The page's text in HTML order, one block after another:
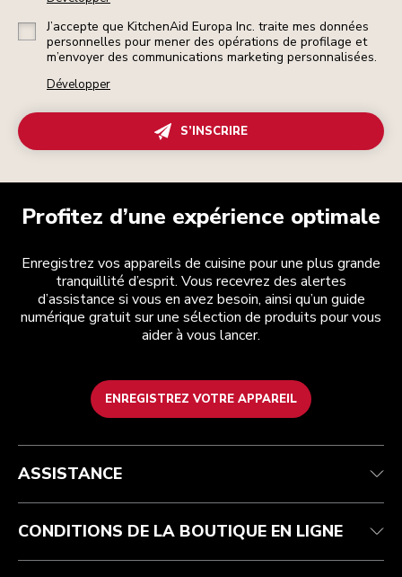
J’accepte que KitchenAid Europa Inc. traite mes données
personnelles pour mener des opérations de profilage et
m’envoyer des communications marketing personnalisées.
Développer
S’INSCRIRE
Profitez d’une expérience optimale
Enregistrez vos appareils de cuisine pour une plus grande
tranquillité d’esprit. Vous recevrez des alertes
d’assistance si vous en avez besoin, ainsi qu’un guide
numérique gratuit sur une sélection de produits pour vous
aider à vous lancer.
ENREGISTREZ VOTRE APPAREIL
Health Check
Suivez votre commande
Garantie et documents
Recupel
Conditions générales de vente
Retours et remboursements
Imprint
ODR
La marque
Trouver une boutique
ASSISTANCE
CONDITIONS DE LA BOUTIQUE EN LIGNE